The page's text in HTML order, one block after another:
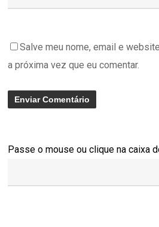
Salve meu nome, email e
a próxima vez que eu comentar.
Passe o mouse ou clique na caixa